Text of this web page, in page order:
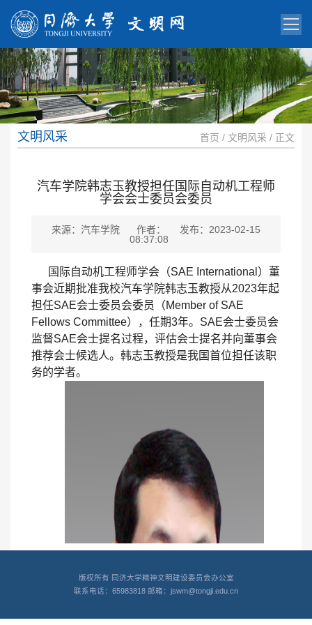
文明风采 首页 / 文明风采 / 正文
汽车学院韩志玉教授担任国际自动机工程师
学会会士委员会委员
来源：汽车学院 作者：
发布：2023-02-15
08:37:08
国际自动机工程师学会（SAE International）董
事会近期批准我校汽车学院韩志玉教授从2023年起
担任SAE会士委员会委员（Member of SAE
Fellows Committee），任期3年。SAE会士委员会
监督SAE会士提名过程，评估会士提名并向董事会
推荐会士候选人。韩志玉教授是我国首位担任该职
务的学者。
版权所有 同济大学精神文明建设委员会办公室
联系电话：65983818 邮箱：jswm@tongji.edu.cn